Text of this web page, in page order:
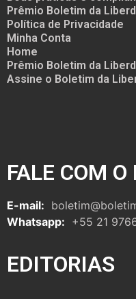
Prêmio Boletim da
Política de Privacidade
Minha Conta
Home
Prêmio Boletim da
Assine o Boletim da
FALE COM
E-mail:
Whatsapp: +55 21
EDITORIAS